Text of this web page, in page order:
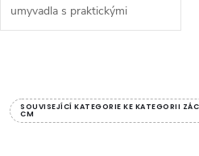
umyvadla s praktickými
odkládacími plochami většinu
vSOUVISEJÍCÍ KATEGORIE KE KATEGORII
CM